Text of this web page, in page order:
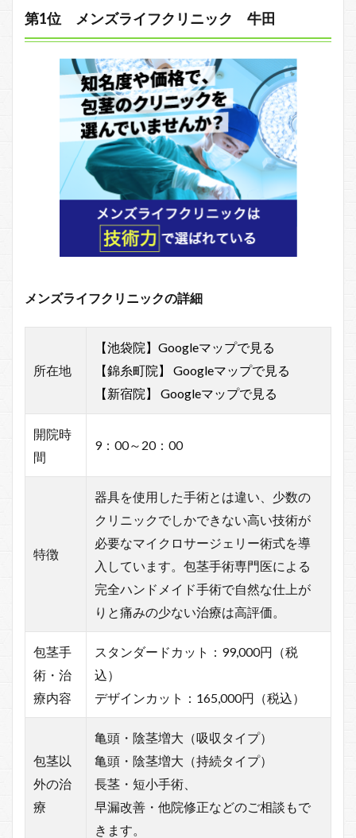
第1位 メンズライフクリニック 牛田
メンズライフクリニックの詳細
所在地
【池袋院】Googleマップで見る
【錦糸町院】 Googleマップで見る
【新宿院】 Googleマップで見る
開院時
間
9：00～20：00
特徴
器具を使用した手術とは違い、少数の
クリニックでしかできない高い技術が
必要なマイクロサージェリー術式を導
入しています。包茎手術専門医による
完全ハンドメイド手術で自然な仕上が
りと痛みの少ない治療は高評価。
包茎手
術・治
療内容
スタンダードカット：99,000円（税
込）
デザインカット：165,000円（税込）
包茎以
外の治
療
亀頭・陰茎増大（吸収タイプ）
亀頭・陰茎増大（持続タイプ）
長茎・短小手術、
早漏改善・他院修正などのご相談もで
きます。